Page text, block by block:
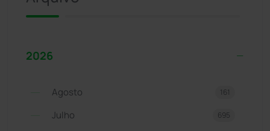
2026
Agosto 161
Julho 695